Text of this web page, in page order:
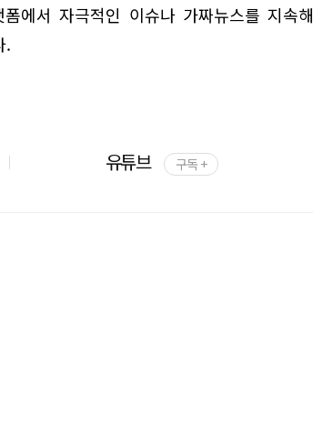
에서 자극적인 이슈나 가짜뉴스를 지속해
.
유튜브 구독 +